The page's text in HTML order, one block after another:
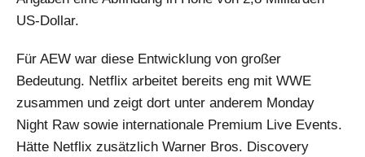
US-Dollar.
Für AEW war diese Entwicklung von großer
Bedeutung. Netflix arbeitet bereits eng mit WWE
zusammen und zeigt dort unter anderem Monday
Night Raw sowie internationale Premium Live Events.
Hätte Netflix zusätzlich Warner Bros. Discovery